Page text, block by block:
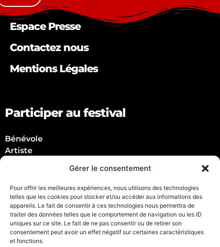
Gérer le consentement
Pour offrir les meilleures expériences, nous utilisons des technologies
telles que les cookies pour stocker et/ou accéder aux informations des
appareils. Le fait de consentir à ces technologies nous permettra de
traiter des données telles que le comportement de navigation ou les ID
uniques sur ce site. Le fait de ne pas consentir ou de retirer son
consentement peut avoir un effet négatif sur certaines caractéristiques
et fonctions.
Espace Presse
Contactez nous
Mentions Légales
Bénévole
Artiste
Participer au festival
Suivez nous !